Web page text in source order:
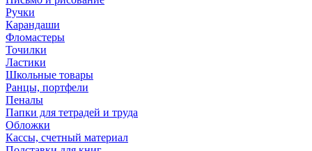
Ручки
Карандаши
Фломастеры
Точилки
Ластики
Школьные товары
Ранцы, портфели
Пеналы
Папки для тетрадей и труда
Обложки
Кассы, счетный материал